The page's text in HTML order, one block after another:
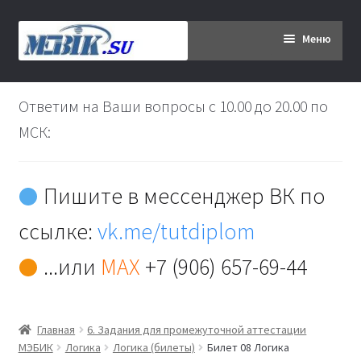
Перейти
к
Перейти
к
Меню
Главная
Дипломникам
Контакты
Ответим на Ваши вопросы с 10.00 до 20.00 по
МСК:
Пишите в мессенджер ВК по
ссылке:vk.me/tutdiplom
...или MAX +7 (906) 657-69-44
Главная
6. Задания для промежуточной аттестации
МЭБИК
Логика Логика (билеты)
Билет 08 Логика